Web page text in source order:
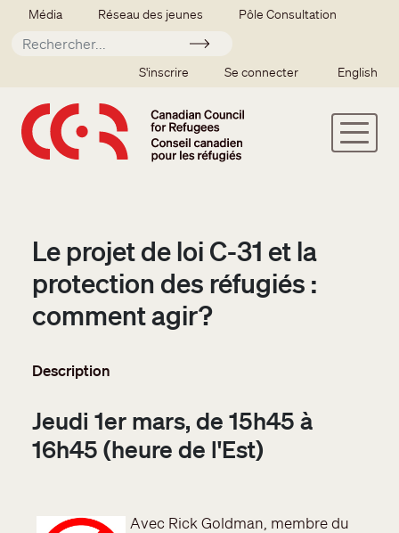
Aller au contenu principal
Secondary menu
Média Réseau des jeunes Pôle Consultation
Soumettre
SSO user menu
S'inscrire Se connecter English
Le projet de loi C-31 et la
protection des réfugiés :
comment agir?
Description
Jeudi 1er mars, de 15h45 à
16h45 (heure de l'Est)
Avec Rick Goldman, membre du